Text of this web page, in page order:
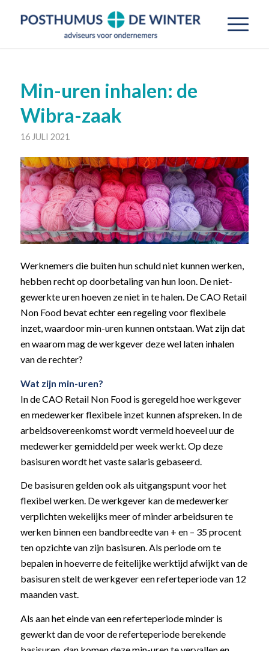
Min-uren inhalen: de
Wibra-zaak
16 JULI 2021
Werknemers die buiten hun schuld niet kunnen werken,
hebben recht op doorbetaling van hun loon. De niet-
gewerkte uren hoeven ze niet in te halen. De CAO Retail
Non Food bevat echter een regeling voor flexibele
inzet, waardoor min-uren kunnen ontstaan. Wat zijn dat
en waarom mag de werkgever deze wel laten inhalen
van de rechter?
Wat zijn min-uren?
In de CAO Retail Non Food is geregeld hoe werkgever
en medewerker flexibele inzet kunnen afspreken. In de
arbeidsovereenkomst wordt vermeld hoeveel uur de
medewerker gemiddeld per week werkt. Op deze
basisuren wordt het vaste salaris gebaseerd.
De basisuren gelden ook als uitgangspunt voor het
flexibel werken. De werkgever kan de medewerker
verplichten wekelijks meer of minder arbeidsuren te
werken binnen een bandbreedte van + en – 35 procent
ten opzichte van zijn basisuren. Als periode om te
bepalen in hoeverre de feitelijke werktijd afwijkt van de
basisuren stelt de werkgever een referteperiode van 12
maanden vast.
Als aan het einde van een referteperiode minder is
gewerkt dan de voor de referteperiode berekende